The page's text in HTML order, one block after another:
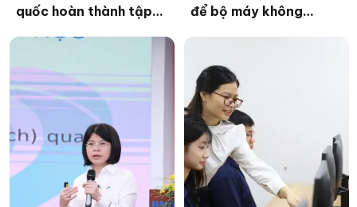
quốc hoàn thành tập
để bộ máy không